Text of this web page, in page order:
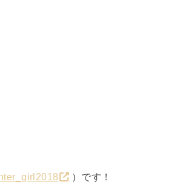
）です！